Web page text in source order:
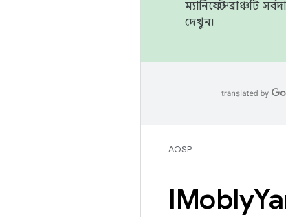
ম্যানিফেস্ট ব্রাঞ্চটি
দেখুন।
AOSP
IMobly